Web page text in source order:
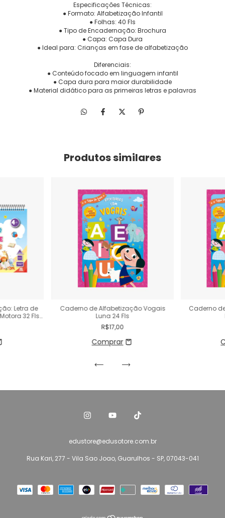
Especificações Técnicas:
● Formato: Alfabetização Infantil
● Folhas: 40 Fls
● Tipo de Encadernação: Brochura
● Capa: Capa Dura
● Ideal para: Crianças em fase de alfabetização
Diferenciais:
● Conteúdo focado em linguagem infantil
● Capa dura para maior durabilidade
● Material didático para as primeiras letras e palavras
Produtos similares
Letra de
32 Fls
Caderno de Alfabetização Vogais
Luna 24 Fls
R$17,00
Caderno
edustore@edusotore.com.br
Rua Kari, 277 - Vila Sao Joao, Guarulhos - SP, 07043-041